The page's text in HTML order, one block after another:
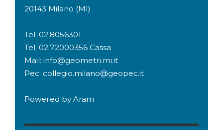
20143 Milano (MI)
Tel. 02.8056301
Tel. 02.72000356 Cassa
Mail: info@geometri.mi.it
Pec: collegio.milano@geopec.it
Powered byAram